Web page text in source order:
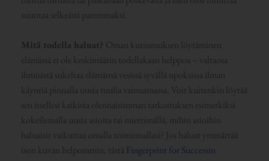
suuntaa selkeästi paremmaksi.
Mitä todella haluat? Oman kutsumuksen löytäminen
elämässä ei ole keskimäärin todellakaan helppoa – valtaosa
ihmisistä sukeltaa elämänsä vesissä syvällä upoksissa ilman
käyntiä pinnalla uusia tuulia vainuamassa. Voit kuitenkin löytää
sen itsellesi kaikista olennaisimman tarkoituksen esimerkiksi
kokeilemalla uusia asioita tai miettimällä, mihin asioihin
haluaisit vaikuttaa omalla toiminnallasi? Jos haluat ymmärtää
ison kuvan helpommin, tästä Fingerprint for Successin